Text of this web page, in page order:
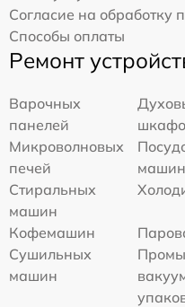
Согласие на обработку
Способы оплаты
Ремонт
Варочных
панелей
Микроволновых
печей
машин
Стиральных
машин
Кофемашин
Сушильных
машин